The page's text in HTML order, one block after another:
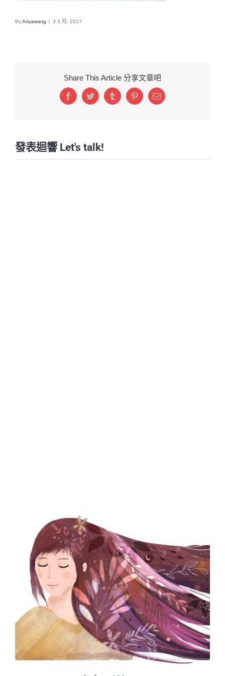
ByAriyawang | 3 3 月, 2017
Share This Article 分享文章吧
FacebookTwitterTumblrPinterestEmail:
發表迴響 Let's talk!